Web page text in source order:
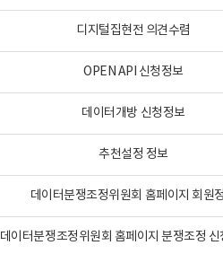
디지털집현전 의견수렴
OPEN API 신청정보
데이터개방 신청정보
추천설정 정보
데이터분쟁조정위원회 홈페이지 회원
데이터분쟁조정위원회 홈페이지 분쟁조정 신